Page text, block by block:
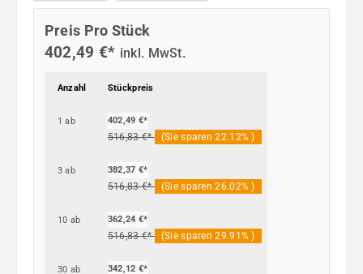
Preis Pro Stück
402,49 €* inkl. MwSt.
Anzahl Stückpreis
1 ab 402,49 €*
516,83 €* (Sie sparen 22.12% )
3 ab 382,37 €*
516,83 €* (Sie sparen 26.02% )
10 ab 362,24 €*
516,83 €* (Sie sparen 29.91% )
30 ab 342,12 €*